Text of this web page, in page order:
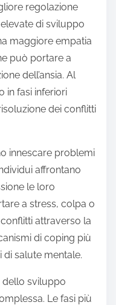
regolazione
di sviluppo
maggiore empatia
può portare a
dell’ansia. Al
in fasi inferiori
dei conflitti
innescare problemi
affrontano
le loro
a stress, colpa o
attraverso la
di coping più
di salute mentale.
dello sviluppo
Le fasi più